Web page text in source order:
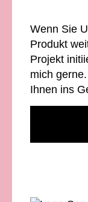
Wenn Sie
Produkt
Projekt
mich
Ihnen ins